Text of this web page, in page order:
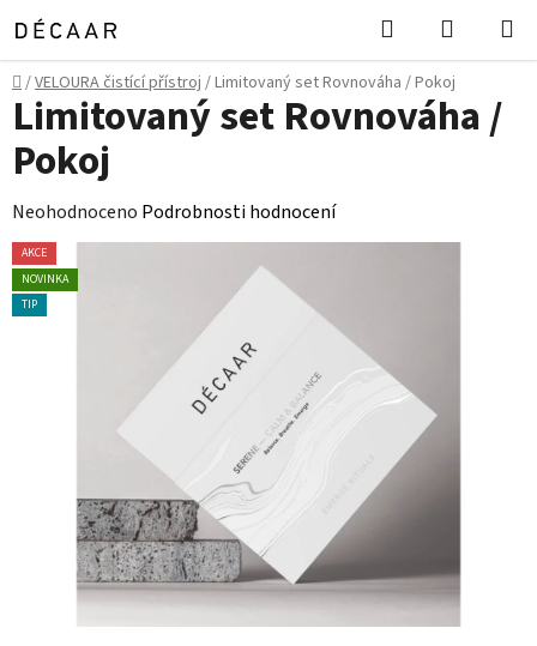
Přejít
na
obsah
Hledat
KOŠÍK
Domů
/VELOURA čistící přístroj /Limitovaný set Rovnováha / Pokoj
Limitovaný set Rovnováha /
Pokoj
Průměrné
hodnocení
produktu
je
Neohodnoceno Podrobnosti hodnocení
AKCE
NOVINKA
TIP